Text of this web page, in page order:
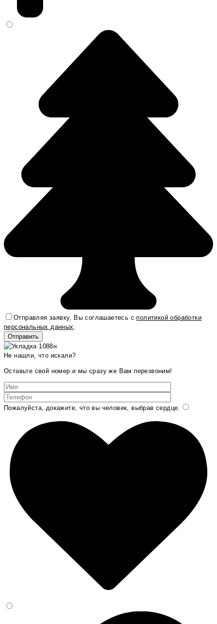
Отправляя заявку, Вы соглашаетесь сполитикой обработки
персональных данных.
Не нашли, что искали?
Оставьте свой номер и мы сразу же Вам перезвоним!
Пожалуйста, докажите, что вы человек, выбрав сердце.